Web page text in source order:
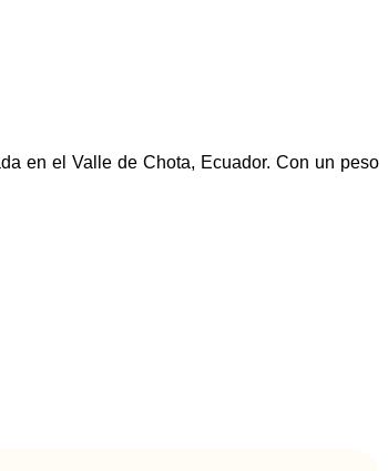
en el Valle de Chota, Ecuador. Con un peso